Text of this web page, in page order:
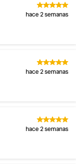
hace 2 semanas
hace 2 semanas
hace 2 semanas